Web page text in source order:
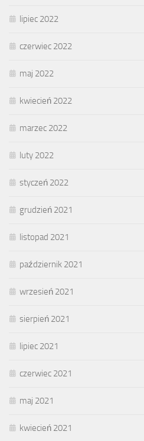
lipiec 2022
czerwiec 2022
maj 2022
kwiecień 2022
marzec 2022
luty 2022
styczeń 2022
grudzień 2021
listopad 2021
październik 2021
wrzesień 2021
sierpień 2021
lipiec 2021
czerwiec 2021
maj 2021
kwiecień 2021